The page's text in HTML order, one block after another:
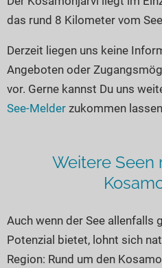
Glamping
Seen in Europa
Österreich
Schweiz
Frankreich
Niederlande
alle Länder…
das rund 8 Kilometer vom
Derzeit liegen uns keine
Angeboten oder
vor. Gerne kannst Du uns
See-Melder zukommen
Weitere Seen
Auch wenn der See
Potenzial bietet, lohnt sich
Region: Rund um den